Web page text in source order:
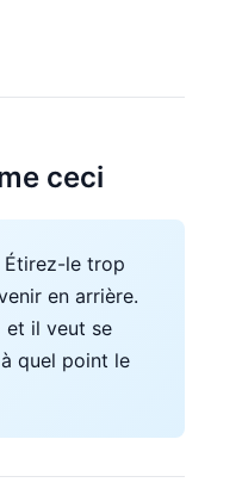
ceci
Étirez-le trop
en arrière.
et il veut se
quel point le